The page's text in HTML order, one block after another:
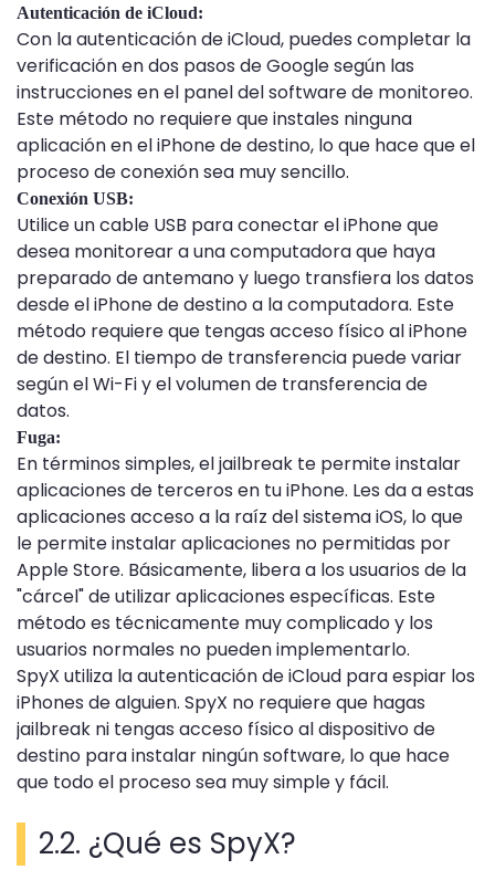
Autenticación de iCloud:
Con la autenticación de iCloud, puedes completar la
verificación en dos pasos de Google según las
instrucciones en el panel del software de monitoreo.
Este método no requiere que instales ninguna
aplicación en el iPhone de destino, lo que hace que el
proceso de conexión sea muy sencillo.
Conexión USB:
Utilice un cable USB para conectar el iPhone que
desea monitorear a una computadora que haya
preparado de antemano y luego transfiera los datos
desde el iPhone de destino a la computadora. Este
método requiere que tengas acceso físico al iPhone
de destino. El tiempo de transferencia puede variar
según el Wi-Fi y el volumen de transferencia de
datos.
Fuga:
En términos simples, el jailbreak te permite instalar
aplicaciones de terceros en tu iPhone. Les da a estas
aplicaciones acceso a la raíz del sistema iOS, lo que
le permite instalar aplicaciones no permitidas por
Apple Store. Básicamente, libera a los usuarios de la
"cárcel" de utilizar aplicaciones específicas. Este
método es técnicamente muy complicado y los
usuarios normales no pueden implementarlo.
SpyX utiliza la autenticación de iCloud para espiar los
iPhones de alguien. SpyX no requiere que hagas
jailbreak ni tengas acceso físico al dispositivo de
destino para instalar ningún software, lo que hace
que todo el proceso sea muy simple y fácil.
2.2. ¿Qué es SpyX?